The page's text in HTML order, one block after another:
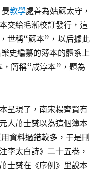
教學處善為姑蘇太守，
交給毛漸校訂發行，這
世稱“蘇本”，以后據此
史編纂的簿本的體系上
簡稱“咸淳本”，題為
呈現了，南宋楊齊賢有
人蕭士赟以為這個簿本
資料過錯較多，于是刪
李太白詩》二十五卷，
士赟在《序例》里說本